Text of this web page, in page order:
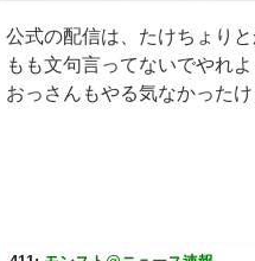
公式の配信は、たけちょり
もも文句言ってないでやれ
おっさんもやる気なかった